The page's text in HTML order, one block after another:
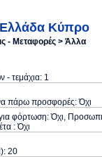
Κύπρο
- Μεταφορές > Άλλα
- τεμάχια: 1
πάρω προσφορές: Όχι
φόρτωση: Όχι,
: Όχι
20